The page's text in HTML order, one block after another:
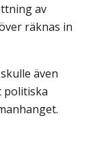
av
räknas in
även
politiska